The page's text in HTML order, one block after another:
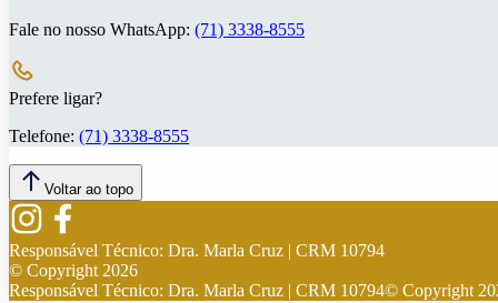
Fale no nosso WhatsApp: (71) 3338-8555
Prefere ligar?
Telefone: (71) 3338-8555
Voltar ao topo
Responsável Técnico: Dra. Marla Cruz | CRM 10794
© Copyright 2026
Responsável Técnico: Dra. Marla Cruz | CRM 10794© Copyright